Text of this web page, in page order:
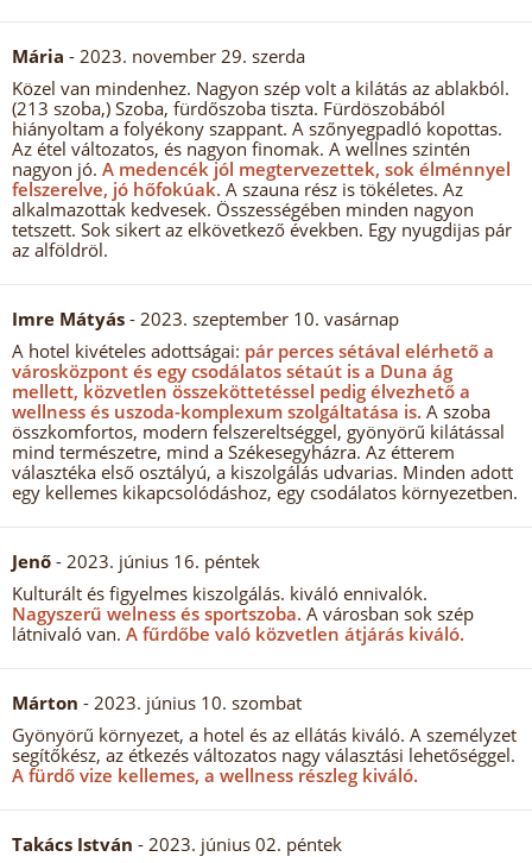
Mária - 2023. november 29. szerda
Közel van mindenhez. Nagyon szép volt a kilátás az ablakból.
(213 szoba,) Szoba, fürdőszoba tiszta. Fürdöszobából
hiányoltam a folyékony szappant. A szőnyegpadló kopottas.
Az étel változatos, és nagyon finomak. A wellnes szintén
nagyon jó. A medencék jól megtervezettek, sok élménnyel
felszerelve, jó hőfokúak. A szauna rész is tökéletes. Az
alkalmazottak kedvesek. Összességében minden nagyon
tetszett. Sok sikert az elkövetkező években. Egy nyugdijas pár
az alföldröl.
Imre Mátyás - 2023. szeptember 10. vasárnap
A hotel kivételes adottságai: pár perces sétával elérhető a
városközpont és egy csodálatos sétaút is a Duna ág
mellett, közvetlen összeköttetéssel pedig élvezhető a
wellness és uszoda-komplexum szolgáltatása is. A szoba
összkomfortos, modern felszereltséggel, gyönyörű kilátással
mind természetre, mind a Székesegyházra. Az étterem
választéka első osztályú, a kiszolgálás udvarias. Minden adott
egy kellemes kikapcsolódáshoz, egy csodálatos környezetben.
Jenő - 2023. június 16. péntek
Kulturált és figyelmes kiszolgálás. kiváló ennivalók.
Nagyszerű welness és sportszoba. A városban sok szép
látnivaló van. A fűrdőbe való közvetlen átjárás kiváló.
Márton - 2023. június 10. szombat
Gyönyörű környezet, a hotel és az ellátás kiváló. A személyzet
segítőkész, az étkezés változatos nagy választási lehetőséggel.
A fürdő vize kellemes, a wellness részleg kiváló.
Takács István - 2023. június 02. péntek